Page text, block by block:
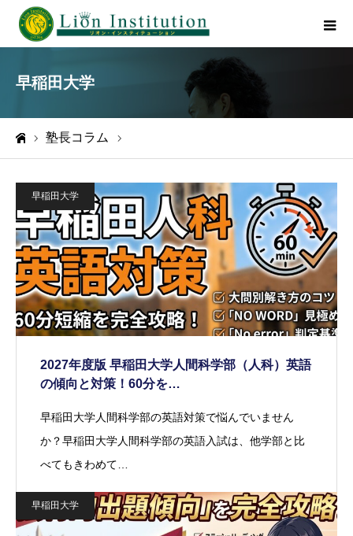
早稲田大学
塾長コラム
早稲田大学
2027年度版 早稲田大学人間科学部（人科）英語
の傾向と対策！60分を…
早稲田大学人間科学部の英語対策で悩んでいません
か？早稲田大学人間科学部の英語入試は、他学部と比
べてもきわめて…
早稲田大学